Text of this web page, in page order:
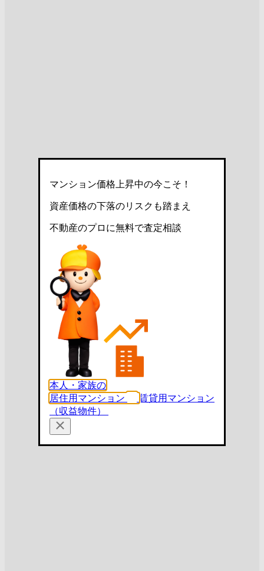
マンション価格上昇中の今こそ！
資産価格の下落のリスクも踏まえ
不動産のプロに無料で査定相談
本人・家族の
居住用マンション
賃貸用マンション
（収益物件）